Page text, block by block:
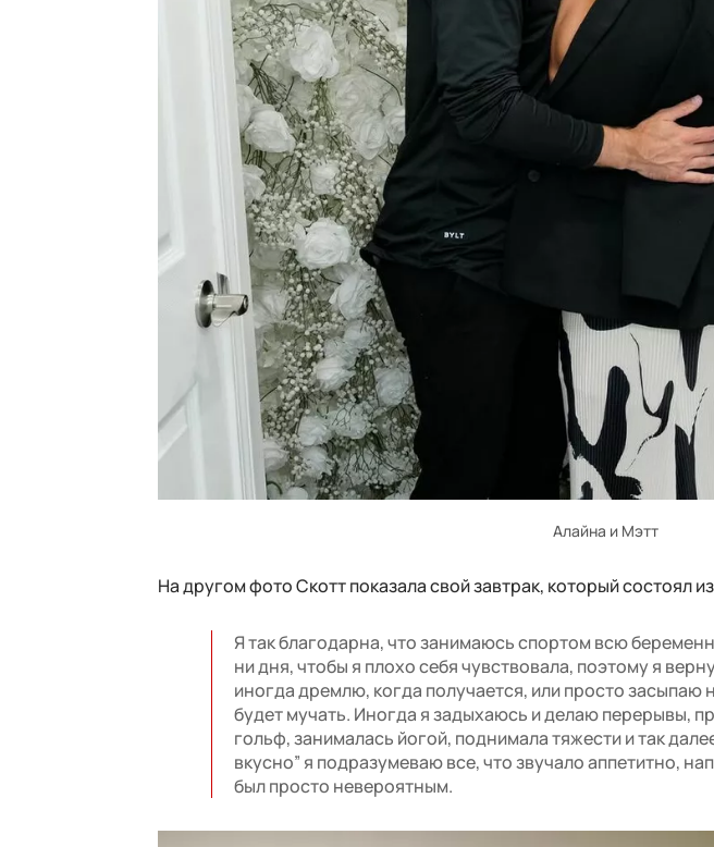
Алайна и Мэтт
На другом фото Скотт показала свой завтрак, который состоял
Я так благодарна, что занимаюсь спортом всю
ни дня, чтобы я плохо себя чувствовала, поэтому я
иногда дремлю, когда получается, или просто
будет мучать. Иногда я задыхаюсь и делаю перерывы,
гольф, занималась йогой, поднимала тяжести и так
вкусно” я подразумеваю все, что звучало аппетитно,
был просто невероятным.